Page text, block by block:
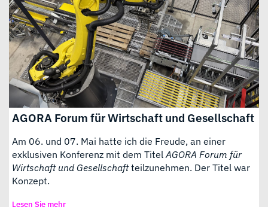
AGORA Forum für Wirtschaft und Gesellschaft
Am 06. und 07. Mai hatte ich die Freude, an einer
exklusiven Konferenz mit dem Titel AGORA Forum für
Wirtschaft und Gesellschaftteilzunehmen. Der Titel war
Konzept.
Lesen Sie mehr